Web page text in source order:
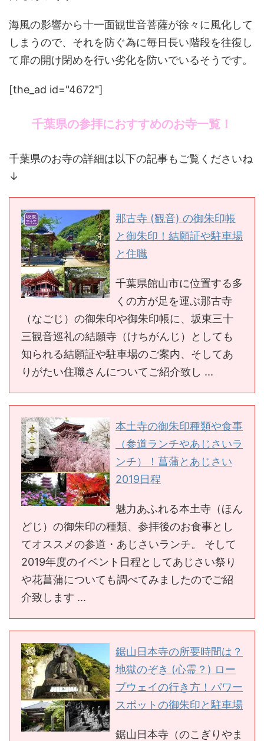
海風の影響から十一面観世音菩薩が徐々に風化して
しまうので、それを防ぐ為に毎日長い階段を往復し
て扉の開け閉めを行い劣化を防いでいるそうです。
[the_ad id="4672"]
千葉県の参拝におすすめのお寺一覧！
千葉県のお寺の詳細は以下の記事もご覧くださいね
↓
那古寺 (観音) の御朱印帳
と御朱印！結願証や駐車場
と住職
千葉県館山市に位置する多
くの方が足を運ぶ那古寺
（なごじ）の御朱印や御朱印帳に、坂東三十
三観音巡礼の結願寺（けちがんじ）としても
知られる結願証や駐車場のご案内、そしてあ
りがたい住職さんについてご紹介致し ...
本土寺の御朱印種類や食事
（参道ランチやあじさいラ
ンチ）！菖蒲とあじさい
2019日程
魅力あふれる本土寺（ほん
どじ）の御朱印の種類、参拝後のお食事とし
てオススメの参道・あじさいランチ。 そして
2019年度のイベント日程としてあじさい祭り
や花菖蒲についても調べてみましたのでご紹
介致します ...
鋸山日本寺の所要時間は？
地獄のぞき (心霊？) ロー
プウェイの行き方！パワー
スポットの御朱印と駐車場
鋸山日本寺（のこぎりやま